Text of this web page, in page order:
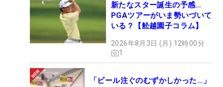
新たなスター誕生の予感…
PGAツアーがいま勢いづいて
いる？【舩越園子コラム】
2026年8月3日 (月) 12時00分
1
「ビール注ぐのむずかしかった…」